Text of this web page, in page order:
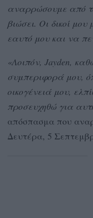
αναρρώσουμε από
βιώσει. Οι δικοί
εαυτό μου και να
«Λοιπόν, Jayden,
συμπεριφορά μου,
οικογένειά μου,
προσευχηθώ για
απόσπασμα που
Δευτέρα, 5